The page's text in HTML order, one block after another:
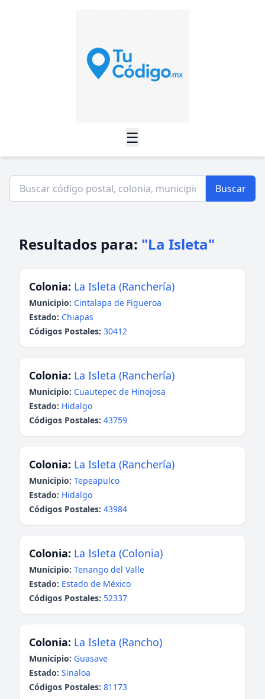
☰
Buscar
Resultados para: "La Isleta"
Colonia: La Isleta (Ranchería)
Municipio: Cintalapa de Figueroa
Estado: Chiapas
Códigos Postales: 30412
Colonia: La Isleta (Ranchería)
Municipio: Cuautepec de Hinojosa
Estado: Hidalgo
Códigos Postales: 43759
Colonia: La Isleta (Ranchería)
Municipio: Tepeapulco
Estado: Hidalgo
Códigos Postales: 43984
Colonia: La Isleta (Colonia)
Municipio: Tenango del Valle
Estado: Estado de México
Códigos Postales: 52337
Colonia: La Isleta (Rancho)
Municipio: Guasave
Estado: Sinaloa
Códigos Postales: 81173